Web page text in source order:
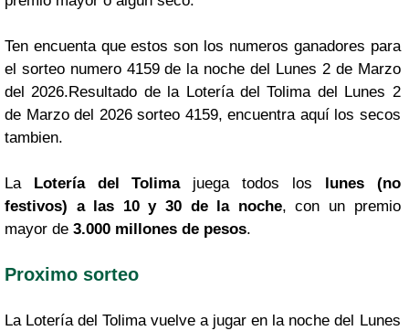
Ten encuenta que estos son los numeros ganadores para
el sorteo numero 4159 de la noche del Lunes 2 de Marzo
del 2026.Resultado de la Lotería del Tolima del Lunes 2
de Marzo del 2026 sorteo 4159, encuentra aquí los secos
tambien.
La Lotería del Tolimajuega todos los lunes (no
festivos) a las 10 y 30 de la noche, con un premio
mayor de 3.000 millones de pesos.
Proximo sorteo
La Lotería del Tolima vuelve a jugar en la noche del Lunes